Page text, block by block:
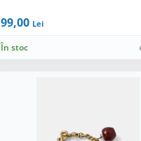
99,00 Lei
În stoc